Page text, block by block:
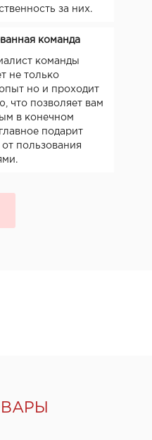
за них.
команда
команды
не только
но и проходит
что позволяет вам
в конечном
подарит
пользования